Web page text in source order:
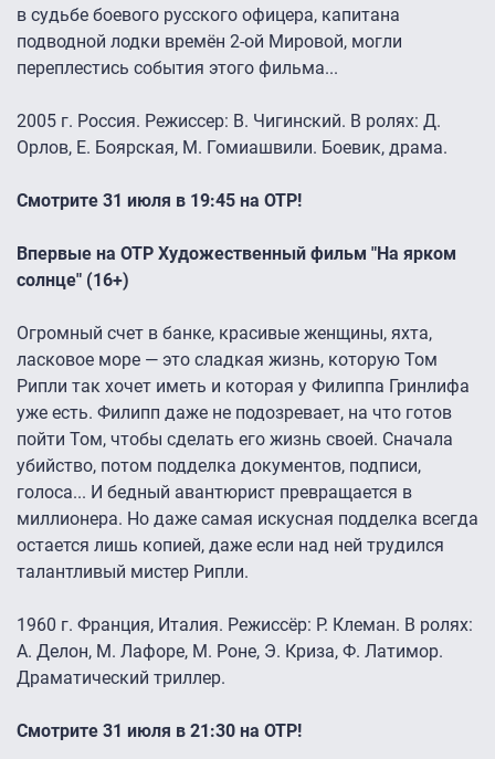
в судьбе боевого русского офицера, капитана
подводной лодки времён 2-ой Мировой, могли
переплестись события этого фильма...
2005 г. Россия. Режиссер: В. Чигинский. В ролях: Д.
Орлов, Е. Боярская, М. Гомиашвили. Боевик, драма.
Смотрите 31 июля в 19:45 на ОТР!
Впервые на ОТР Художественный фильм "На ярком
солнце" (16+)
Огромный счет в банке, красивые женщины, яхта,
ласковое море — это сладкая жизнь, которую Том
Рипли так хочет иметь и которая у Филиппа Гринлифа
уже есть. Филипп даже не подозревает, на что готов
пойти Том, чтобы сделать его жизнь своей. Сначала
убийство, потом подделка документов, подписи,
голоса... И бедный авантюрист превращается в
миллионера. Но даже самая искусная подделка всегда
остается лишь копией, даже если над ней трудился
талантливый мистер Рипли.
1960 г. Франция, Италия. Режиссёр: Р. Клеман. В ролях:
А. Делон, М. Лафоре, М. Роне, Э. Криза, Ф. Латимор.
Драматический триллер.
Смотрите 31 июля в 21:30 на ОТР!